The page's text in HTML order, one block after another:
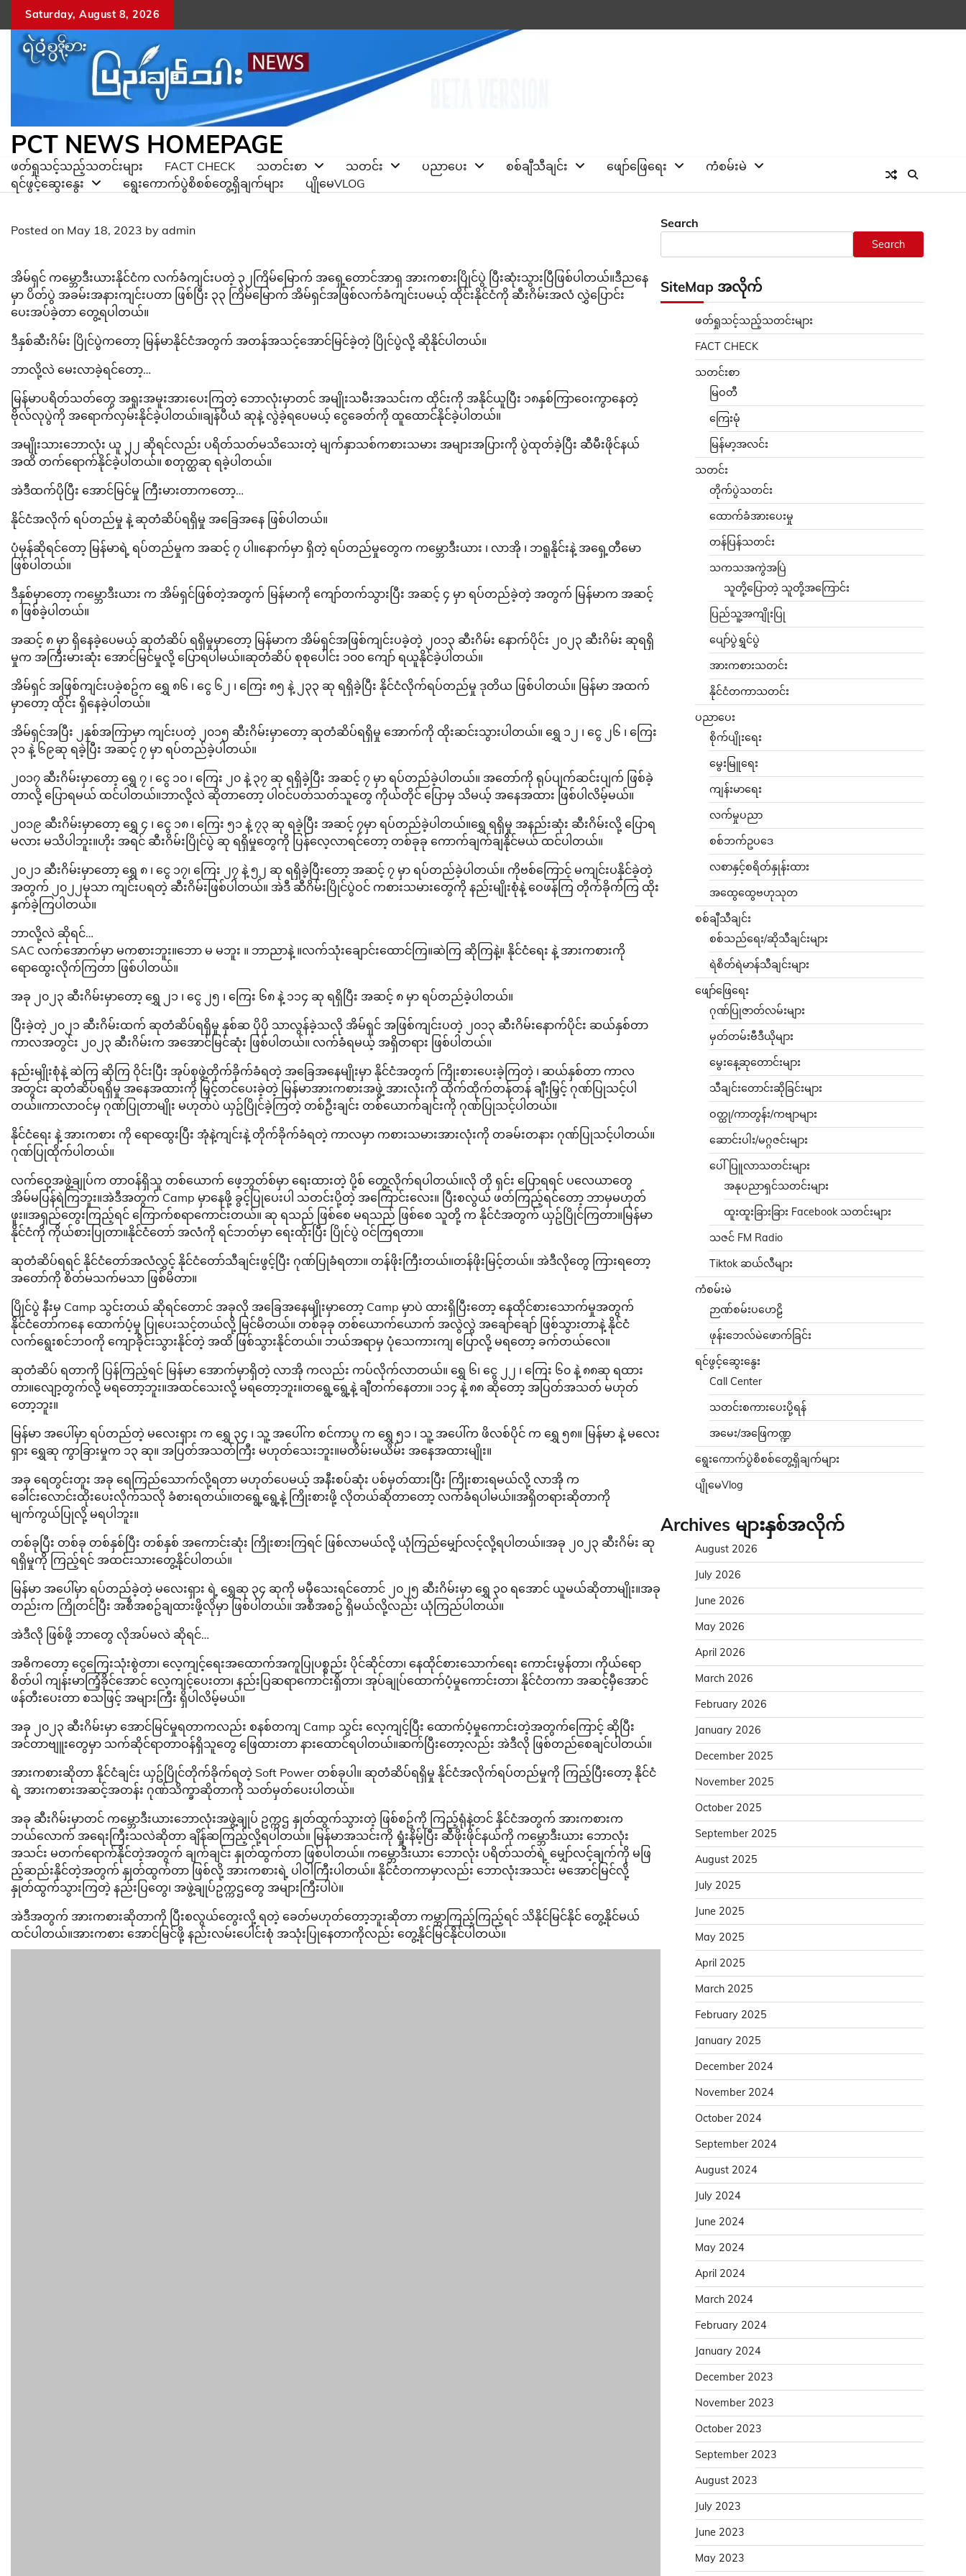
content
Saturday, August 8, 2026
PCT NEWS HOMEPAGE
ဖတ်ရှုသင့်သည့်သတင်းများ FACT CHECK သတင်းစာ သတင်း ပညာပေး စစ်ချီသီချင်း ဖျော်ဖြေရေး
ကံစမ်းမဲ
ရင်ဖွင့်ဆွေးနွေး
ရွေးကောက်ပွဲစိစစ်တွေ့ရှိချက်များ ပျိုမေVLOG
Posted on May 18, 2023 by admin
အိမ်ရှင် ကမ္ဘောဒီးယားနိုင်ငံက လက်ခံကျင်းပတဲ့ ၃၂ကြိမ်မြောက် အရှေ့တောင်အာရှ အားကစားပြိုင်ပွဲ ပြီးဆုံးသွားပြီဖြစ်ပါတယ်။ဒီညနေ
မှာ ပိတ်ပွဲ အခမ်းအနားကျင်းပတာ ဖြစ်ပြီး ၃၃ ကြိမ်မြောက် အိမ်ရှင်အဖြစ်လက်ခံကျင်းပမယ့် ထိုင်းနိုင်ငံကို ဆီးဂိမ်းအလံ လွှဲပြောင်း
ပေးအပ်ခဲ့တာ တွေ့ရပါတယ်။
ဒီနှစ်ဆီးဂိမ်း ပြိုင်ပွဲကတော့ မြန်မာနိုင်ငံအတွက် အတန်အသင့်အောင်မြင်ခဲ့တဲ့ ပြိုင်ပွဲလို့ ဆိုနိုင်ပါတယ်။
ဘာလို့လဲ မေးလာခဲ့ရင်တော့…
မြန်မာပရိတ်သတ်တွေ အရူးအမူးအားပေးကြတဲ့ ဘောလုံးမှာတင် အမျိုးသမီးအသင်းက ထိုင်းကို အနိုင်ယူပြီး ၁၈နှစ်ကြာဝေးကွာနေတဲ့
ဗိုလ်လုပွဲကို အရောက်လှမ်းနိုင်ခဲ့ပါတယ်။ချန်ပီယံ ဆုနဲ့ လွဲခဲ့ရပေမယ့် ငွေခေတ်ကို ထူထောင်နိုင်ခဲ့ပါတယ်။
အမျိုးသားဘောလုံး ယူ ၂၂ ဆိုရင်လည်း ပရိတ်သတ်မသိသေးတဲ့ မျက်နှာသစ်ကစားသမား အများအပြားကို ပွဲထုတ်ခဲ့ပြီး ဆီမီးဖိုင်နယ်
အထိ တက်ရောက်နိုင်ခဲ့ပါတယ်။ စတုတ္ထဆု ရခဲ့ပါတယ်။
အဲဒီထက်ပိုပြီး အောင်မြင်မှု ကြီးမားတာကတော့…
နိုင်ငံအလိုက် ရပ်တည်မှု နဲ့ ဆုတံဆိပ်ရရှိမှု အခြေအနေ ဖြစ်ပါတယ်။
ပုံမှန်ဆိုရင်တော့ မြန်မာရဲ့ ရပ်တည်မှုက အဆင့် ၇ ပါ။နောက်မှာ ရှိတဲ့ ရပ်တည်မှုတွေက ကမ္ဘောဒီးယား ၊ လာအို ၊ ဘရူနိုင်းနဲ့ အရှေ့တီမော
ဖြစ်ပါတယ်။
ဒီနှစ်မှာတော့ ကမ္ဘောဒီးယား က အိမ်ရှင်ဖြစ်တဲ့အတွက် မြန်မာကို ကျော်တက်သွားပြီး အဆင့် ၄ မှာ ရပ်တည်ခဲ့တဲ့ အတွက် မြန်မာက အဆင့်
၈ ဖြစ်ခဲ့ပါတယ်။
အဆင့် ၈ မှာ ရှိနေခဲ့ပေမယ့် ဆုတံဆိပ် ရရှိမှုမှာတော့ မြန်မာက အိမ်ရှင်အဖြစ်ကျင်းပခဲ့တဲ့ ၂၀၁၃ ဆီးဂိမ်း နောက်ပိုင်း ၂၀၂၃ ဆီးဂိမ်း ဆုရရှိ
မှုက အကြီးမားဆုံး အောင်မြင်မှုလို့ ပြောရပါမယ်။ဆုတံဆိပ် စုစုပေါင်း ၁၀၀ ကျော် ရယူနိုင်ခဲ့ပါတယ်။
အိမ်ရှင် အဖြစ်ကျင်းပခဲ့စဥ်က ရွှေ ၈၆ ၊ ငွေ ၆၂ ၊ ကြေး ၈၅ နဲ့ ၂၃၃ ဆု ရရှိခဲ့ပြီး နိုင်ငံလိုက်ရပ်တည်မှု ဒုတိယ ဖြစ်ပါတယ်။ မြန်မာ အထက်
မှာတော့ ထိုင်း ရှိနေခဲ့ပါတယ်။
အိမ်ရှင်အပြီး ၂နှစ်အကြာမှာ ကျင်းပတဲ့ ၂၀၁၅ ဆီးဂိမ်းမှာတော့ ဆုတံဆိပ်ရရှိမှု အောက်ကို ထိုးဆင်းသွားပါတယ်။ ရွှေ ၁၂ ၊ ငွေ ၂၆ ၊ ကြေး
၃၁ နဲ့ ၆၉ဆု ရခဲ့ပြီး အဆင့် ၇ မှာ ရပ်တည်ခဲ့ပါတယ်။
၂၀၁၇ ဆီးဂိမ်းမှာတော့ ရွှေ ၇ ၊ ငွေ ၁၀ ၊ ကြေး ၂၀ နဲ့ ၃၇ ဆု ရရှိခဲ့ပြီး အဆင့် ၇ မှာ ရပ်တည်ခဲ့ပါတယ်။ အတော်ကို ရုပ်ပျက်ဆင်းပျက် ဖြစ်ခဲ့
တာလို့ ပြောရမယ် ထင်ပါတယ်။ဘာလို့လဲ ဆိုတာတော့ ပါဝင်ပတ်သတ်သူတွေ ကိုယ်တိုင် ပြောမှ သိမယ့် အနေအထား ဖြစ်ပါလိမ့်မယ်။
၂၀၁၉ ဆီးဂိမ်းမှာတော့ ရွှေ ၄ ၊ ငွေ ၁၈ ၊ ကြေး ၅၁ နဲ့ ၇၃ ဆု ရခဲ့ပြီး အဆင့် ၇မှာ ရပ်တည်ခဲ့ပါတယ်။ရွှေ ရရှိမှု အနည်းဆုံး ဆီးဂိမ်းလို့ ပြောရ
မလား မသိပါဘူး။ဟိုး အရင် ဆီးဂိမ်းပြိုင်ပွဲ ဆု ရရှိမှုတွေကို ပြန်လေ့လာရင်တော့ တစ်ခုခု ကောက်ချက်ချနိုင်မယ် ထင်ပါတယ်။
၂၀၂၁ ဆီးဂိမ်းမှာတော့ ရွှေ ၈ ၊ ငွေ ၁၇၊ ကြေး ၂၇ နဲ့ ၅၂ ဆု ရရှိခဲ့ပြီးတော့ အဆင့် ၇ မှာ ရပ်တည်ခဲ့ပါတယ်။ ကိုဗစ်ကြောင့် မကျင်းပနိုင်ခဲ့တဲ့
အတွက် ၂၀၂၂မှသာ ကျင်းပရတဲ့ ဆီးဂိမ်းဖြစ်ပါတယ်။ အဲဒီ ဆီဂိမ်းပြိုင်ပွဲဝင် ကစားသမားတွေကို နည်းမျိုးစုံနဲ့ ဝေဖန်ကြ တိုက်ခိုက်ကြ ထိုး
နှက်ခဲ့ကြပါတယ်။
ဘာလို့လဲ ဆိုရင်…
SAC လက်အောက်မှာ မကစားဘူး။ဘော မ မဘူး ။ ဘာညာနဲ့ ။လက်သုံးချောင်းထောင်ကြ။ဆဲကြ ဆိုကြနဲ့။ နိုင်ငံရေး နဲ့ အားကစားကို
ရောထွေးလိုက်ကြတာ ဖြစ်ပါတယ်။
အခု ၂၀၂၃ ဆီးဂိမ်းမှာတော့ ရွှေ ၂၁ ၊ ငွေ ၂၅ ၊ ကြေး ၆၈ နဲ့ ၁၁၄ ဆု ရရှိပြီး အဆင့် ၈ မှာ ရပ်တည်ခဲ့ပါတယ်။
ပြီးခဲ့တဲ့ ၂၀၂၁ ဆီးဂိမ်းထက် ဆုတံဆိပ်ရရှိမှု နှစ်ဆ ပိုပို သာလွန်ခဲ့သလို အိမ်ရှင် အဖြစ်ကျင်းပတဲ့ ၂၀၁၃ ဆီးဂိမ်းနောက်ပိုင်း ဆယ်နှစ်တာ
ကာလအတွင်း ၂၀၂၃ ဆီးဂိမ်းက အအောင်မြင်ဆုံး ဖြစ်ပါတယ်။ လက်ခံရမယ့် အရှိတရား ဖြစ်ပါတယ်။
နည်းမျိုးစုံနဲ့ ဆဲကြ ဆိုကြ ဝိုင်းပြီး အုပ်စုဖွဲ့တိုက်ခိုက်ခံရတဲ့ အခြေအနေမျိုးမှာ နိုင်ငံအတွက် ကြိုးစားပေးခဲ့ကြတဲ့ ၊ ဆယ်နှစ်တာ ကာလ
အတွင်း ဆုတံဆိပ်ရရှိမှု အနေအထားကို မြှင့်တင်ပေးခဲ့တဲ့ မြန်မာအားကစားအဖွဲ့ အားလုံးကို ထိုက်ထိုက်တန်တန် ချီးမြှင့် ဂုဏ်ပြုသင့်ပါ
တယ်။ကာလာဝင်မှ ဂုဏ်ပြုတာမျိုး မဟုတ်ပဲ ယှဥ်ပြိုင်ခဲ့ကြတဲ့ တစ်ဦးချင်း တစ်ယောက်ချင်းကို ဂုဏ်ပြုသင့်ပါတယ်။
နိုင်ငံရေး နဲ့ အားကစား ကို ရောထွေးပြီး အုံနဲ့ကျင်းနဲ့ တိုက်ခိုက်ခံရတဲ့ ကာလမှာ ကစားသမားအားလုံးကို တခမ်းတနား ဂုဏ်ပြုသင့်ပါတယ်။
ဂုဏ်ပြုထိုက်ပါတယ်။
လက်ဝှေ့အဖွဲ့ချုပ်က တာဝန်ရှိသူ တစ်ယောက် ဖေ့ဘွတ်စ်မှာ ရေးထားတဲ့ ပို့စ် တွေ့လိုက်ရပါတယ်။လို တို ရှင်း ပြောရရင် ပလေယာတွေ
အိမ်မပြန်ရဲကြဘူး။အဲဒီအတွက် Camp မှာနေဖို့ ခွင့်ပြုပေးပါ သတင်းပို့တဲ့ အကြောင်းလေး။ ပြီးစလွယ် ဖတ်ကြည့်ရင်တော့ ဘာမှမဟုတ်
ဖူး။အရှည်တွေးကြည့်ရင် ကြောက်စရာကောင်းတယ်။ ဆု ရသည် ဖြစ်စေ မရသည် ဖြစ်စေ သူတို့ က နိုင်ငံအတွက် ယှဥ်ပြိုင်ကြတာ။မြန်မာ
နိုင်ငံကို ကိုယ်စားပြုတာ။နိုင်ငံတော် အလံကို ရင်ဘတ်မှာ ရေးထိုးပြီး ပြိုင်ပွဲ ဝင်ကြရတာ။
ဆုတံဆိပ်ရရင် နိုင်ငံတော်အလံလွှင့် နိုင်ငံတော်သီချင်းဖွင့်ပြီး ဂုဏ်ပြုခံရတာ။ တန်ဖိုးကြီးတယ်။တန်ဖိုးမြင့်တယ်။ အဲဒီလိုတွေ ကြားရတော့
အတော်ကို စိတ်မသက်မသာ ဖြစ်မိတာ။
ပြိုင်ပွဲ နီးမှ Camp သွင်းတယ် ဆိုရင်တောင် အခုလို အခြေအနေမျိုးမှာတော့ Camp မှာပဲ ထားရှိပြီးတော့ နေထိုင်စားသောက်မှုအတွက်
နိုင်ငံတော်ကနေ ထောက်ပံ့မှု ပြုပေးသင့်တယ်လို့ မြင်မိတယ်။ တစ်ခုခု တစ်ယောက်ယောက် အလွဲလွဲ အချော်ချော် ဖြစ်သွားတာနဲ့ နိုင်ငံ
လက်ရွေးစင်ဘဝကို ကျောခိုင်းသွားနိုင်တဲ့ အထိ ဖြစ်သွားနိုင်တယ်။ ဘယ်အရာမှ ပုံသေကားကျ ပြောလို့ မရတော့ ခက်တယ်လေ။
ဆုတံဆိပ် ရတာကို ပြန်ကြည့်ရင် မြန်မာ အောက်မှာရှိတဲ့ လာအို ကလည်း ကပ်လိုက်လာတယ်။ ရွှေ ၆၊ ငွေ ၂၂ ၊ ကြေး ၆၀ နဲ့ ၈၈ဆု ရထား
တာ။လျော့တွက်လို့ မရတော့ဘူး။အထင်သေးလို့ မရတော့ဘူး။တရွေ့ရွေ့နဲ့ ချီတက်နေတာ။ ၁၁၄ နဲ့ ၈၈ ဆိုတော့ အပြတ်အသတ် မဟုတ်
တော့ဘူး။
မြန်မာ အပေါ်မှာ ရပ်တည်တဲ့ မလေးရှား က ရွှေ ၃၄ ၊ သူ့ အပေါ်က စင်ကာပူ က ရွှေ ၅၁ ၊ သူ့ အပေါ်က ဖိလစ်ပိုင် က ရွှေ ၅၈။ မြန်မာ နဲ့ မလေး
ရှား ရွှေဆု ကွာခြားမှုက ၁၃ ဆု။ အပြတ်အသတ်ကြီး မဟုတ်သေးဘူး။မတိမ်းမယိမ်း အနေအထားမျိုး။
အခု ရေတွင်းတူး အခု ရေကြည်သောက်လို့ရတာ မဟုတ်ပေမယ့် အနီးစပ်ဆုံး ပစ်မှတ်ထားပြီး ကြိုးစားရမယ်လို့ လာအို က
ခေါင်းလောင်းထိုးပေးလိုက်သလို ခံစားရတယ်။တရွေ့ရွေ့နဲ့ ကြိုးစားဖို့ လိုတယ်ဆိုတာတော့ လက်ခံရပါမယ်။အရှိတရားဆိုတာကို
မျက်ကွယ်ပြုလို့ မရပါဘူး။
တစ်ခုပြီး တစ်ခု တစ်နှစ်ပြီး တစ်နှစ် အကောင်းဆုံး ကြိုးစားကြရင် ဖြစ်လာမယ်လို့ ယုံကြည်မျှော်လင့်လို့ရပါတယ်။အခု ၂၀၂၃ ဆီးဂိမ်း ဆု
ရရှိမှုကို ကြည့်ရင် အထင်းသားတွေ့နိုင်ပါတယ်။
မြန်မာ အပေါ်မှာ ရပ်တည်ခဲ့တဲ့ မလေးရှား ရဲ့ ရွှေဆု ၃၄ ဆုကို မမှီသေးရင်တောင် ၂၀၂၅ ဆီးဂိမ်းမှာ ရွှေ ၃၀ ရအောင် ယူမယ်ဆိုတာမျိုး။အခု
တည်းက ကြိုတင်ပြီး အစီအစဥ်ချထားဖို့လိုမှာ ဖြစ်ပါတယ်။ အစီအစဥ် ရှိမယ်လို့လည်း ယုံကြည်ပါတယ်။
အဲဒီလို ဖြစ်ဖို့ ဘာတွေ လိုအပ်မလဲ ဆိုရင်…
အဓိကတော့ ငွေကြေးသုံးစွဲတာ၊ လေ့ကျင့်ရေးအထောက်အကူပြုပစ္စည်း ပိုင်ဆိုင်တာ၊ နေထိုင်စားသောက်ရေး ကောင်းမွန်တာ၊ ကိုယ်ရော
စိတ်ပါ ကျန်းမာကြံ့ခိုင်အောင် လေ့ကျင့်ပေးတာ၊ နည်းပြဆရာကောင်းရှိတာ၊ အုပ်ချုပ်ထောက်ပံ့မှုကောင်းတာ၊ နိုင်ငံတကာ အဆင့်မှီအောင်
ဖန်တီးပေးတာ စသဖြင့် အများကြီး ရှိပါလိမ့်မယ်။
အခု ၂၀၂၃ ဆီးဂိမ်းမှာ အောင်မြင်မှုရတာကလည်း စနစ်တကျ Camp သွင်း လေ့ကျင့်ပြီး ထောက်ပံ့မှုကောင်းတဲ့အတွက်ကြောင့် ဆိုပြီး
အင်တာဗျူးတွေမှာ သက်ဆိုင်ရာတာဝန်ရှိသူတွေ ဖြေထားတာ နားထောင်ရပါတယ်။ဆက်ပြီးတော့လည်း အဲဒီလို ဖြစ်တည်စေချင်ပါတယ်။
အားကစားဆိုတာ နိုင်ငံချင်း ယှဥ်ပြိုင်တိုက်ခိုက်ရတဲ့ Soft Power တစ်ခုပါ။ ဆုတံဆိပ်ရရှိမှု နိုင်ငံအလိုက်ရပ်တည်မှုကို ကြည့်ပြီးတော့ နိုင်ငံ
ရဲ့ အားကစားအဆင့်အတန်း ဂုဏ်သိက္ခာဆိုတာကို သတ်မှတ်ပေးပါတယ်။
အခု ဆီးဂိမ်းမှာတင် ကမ္ဘောဒီးယားဘောလုံးအဖွဲ့ချုပ် ဥက္ကဌ နှုတ်ထွက်သွားတဲ့ ဖြစ်စဥ်ကို ကြည့်ရုံနဲ့တင် နိုင်ငံအတွက် အားကစားက
ဘယ်လောက် အရေးကြီးသလဲဆိုတာ ချိန်ဆကြည့်လို့ရပါတယ်။ မြန်မာအသင်းကို ရှုံးနိမ့်ပြီး ဆီဖိုးဖိုင်နယ်ကို ကမ္ဘောဒီးယား ဘောလုံး
အသင်း မတက်ရောက်နိုင်တဲ့အတွက် ချက်ချင်း နှုတ်ထွက်တာ ဖြစ်ပါတယ်။ ကမ္ဘောဒီးယား ဘောလုံး ပရိတ်သတ်ရဲ့ မျှော်လင့်ချက်ကို မဖြ
ည့်ဆည်းနိုင်တဲ့အတွက် နှုတ်ထွက်တာ ဖြစ်လို့ အားကစားရဲ့ ပါဝါကြီးပါတယ်။ နိုင်ငံတကာမှာလည်း ဘောလုံးအသင်း မအောင်မြင်လို့
နှုတ်ထွက်သွားကြတဲ့ နည်းပြတွေ၊ အဖွဲ့ချုပ်ဥက္ကဌတွေ အများကြီးပါပဲ။
အဲဒီအတွက် အားကစားဆိုတာကို ပြီးစလွယ်တွေးလို့ ရတဲ့ ခေတ်မဟုတ်တော့ဘူးဆိုတာ ကမ္ဘာကြည့်ကြည့်ရင် သိနိုင်မြင်နိုင် တွေ့နိုင်မယ်
ထင်ပါတယ်။အားကစား အောင်မြင်ဖို့ နည်းလမ်းပေါင်းစုံ အသုံးပြုနေတာကိုလည်း တွေ့နိုင်မြင်နိုင်ပါတယ်။
Search
Search
SiteMap အလိုက်
ဖတ်ရှုသင့်သည့်သတင်းများ
FACT CHECK
သတင်းစာ
မြဝတီ
ကြေးမုံ
မြန်မာ့အလင်း
သတင်း
တိုက်ပွဲသတင်း
ထောက်ခံအားပေးမှု
တန်ပြန်သတင်း
သကသအကွဲအပြဲ
သူတို့ပြောတဲ့ သူတို့အကြောင်း
ပြည်သူ့အကျိုးပြု
ပျော်ပွဲရွှင်ပွဲ
အားကစားသတင်း
နိုင်ငံတကာသတင်း
ပညာပေး
စိုက်ပျိုးရေး
မွေးမြူရေး
ကျန်းမာရေး
လက်မှုပညာ
စစ်ဘက်ဥပဒေ
လစာနှင့်စရိတ်နှုန်းထား
အထွေထွေဗဟုသုတ
စစ်ချီသီချင်း
စစ်သည်ရေး/ဆိုသီချင်းများ
ရဲစိတ်ရဲမာန်သီချင်းများ
ဖျော်ဖြေရေး
ဂုဏ်ပြုဇာတ်လမ်းများ
မှတ်တမ်းဗီဒီယိုများ
မွေးနေ့ဆုတောင်းများ
သီချင်းတောင်းဆိုခြင်းများ
ဝတ္ထု/ကာတွန်း/ကဗျာများ
ဆောင်းပါး/မဂ္ဂဇင်းများ
ပေါ်ပြူလာသတင်းများ
အနုပညာရှင်သတင်းများ
ထူးထူးခြားခြား Facebook သတင်းများ
သဇင် FM Radio
Tiktok ဆယ်လီများ
ကံစမ်းမဲ
ဉာဏ်စမ်းပဟေဠိ
ဖုန်းဘေလ်မဲဖောက်ခြင်း
ရင်ဖွင့်ဆွေးနွေး
Call Center
သတင်းစကားပေးပို့ရန်
အမေး/အဖြေကဏ္ဍ
ရွေးကောက်ပွဲစိစစ်တွေ့ရှိချက်များ
ပျိုမေVlog
Archives များနှစ်အလိုက်
August 2026
July 2026
June 2026
May 2026
April 2026
March 2026
February 2026
January 2026
December 2025
November 2025
October 2025
September 2025
August 2025
July 2025
June 2025
May 2025
April 2025
March 2025
February 2025
January 2025
December 2024
November 2024
October 2024
September 2024
August 2024
July 2024
June 2024
May 2024
April 2024
March 2024
February 2024
January 2024
December 2023
November 2023
October 2023
September 2023
August 2023
July 2023
June 2023
May 2023